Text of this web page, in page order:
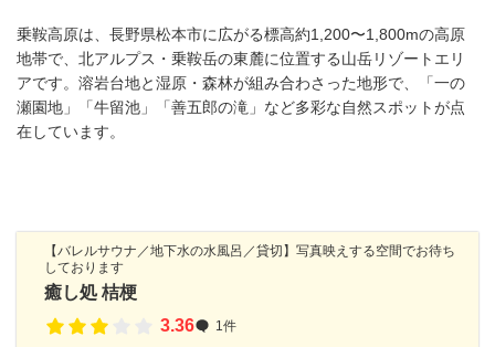
乗鞍高原は、長野県松本市に広がる標高約1,200〜1,800mの高原
地帯で、北アルプス・乗鞍岳の東麓に位置する山岳リゾートエリ
アです。溶岩台地と湿原・森林が組み合わさった地形で、「一の
瀬園地」「牛留池」「善五郎の滝」など多彩な自然スポットが点
在しています。
【バレルサウナ／地下水の水風呂／貸切】写真映えする空間でお待ち
しております
癒し処 桔梗
3.36
1件